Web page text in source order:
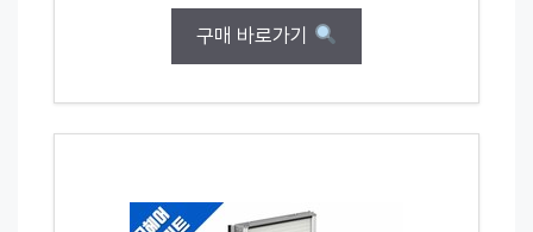
구매 바로가기